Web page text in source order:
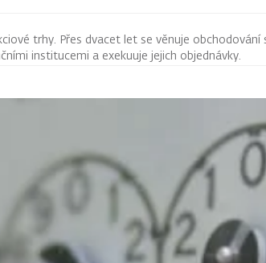
trhy. Přes dvacet let se věnuje obchodování
institucemi a exekuuje jejich objednávky.